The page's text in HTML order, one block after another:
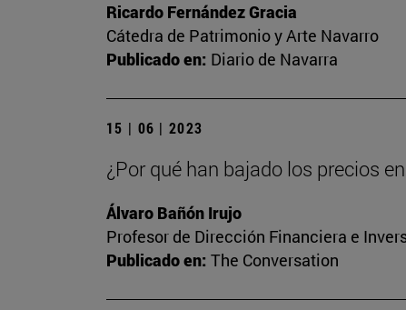
Ricardo Fernández Gracia
Cátedra de Patrimonio y Arte Navarro
Publicado en: Diario de Navarra
15 | 06 | 2023
¿Por qué han bajado los precios
Álvaro Bañón Irujo
Profesor de Dirección Financiera e
Publicado en: The Conversation